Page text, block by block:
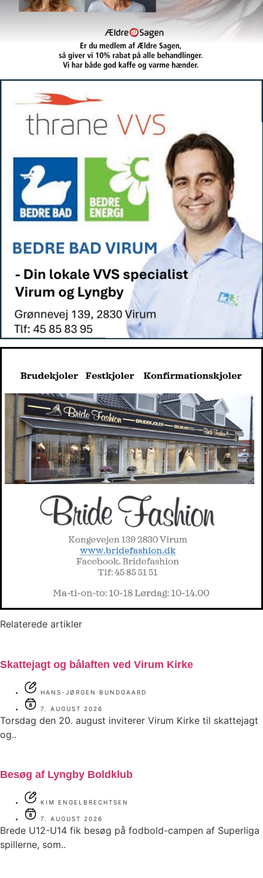
Relaterede artikler
Skattejagt og bålaften ved Virum Kirke
HANS-JØRGEN BUNDGAARD
7. AUGUST 2026
Torsdag den 20. august inviterer Virum Kirke til skattejagt
og..
Besøg af Lyngby Boldklub
KIM ENGELBRECHTSEN
7. AUGUST 2026
Brede U12-U14 fik besøg på fodbold-campen af Superliga
spillerne, som..